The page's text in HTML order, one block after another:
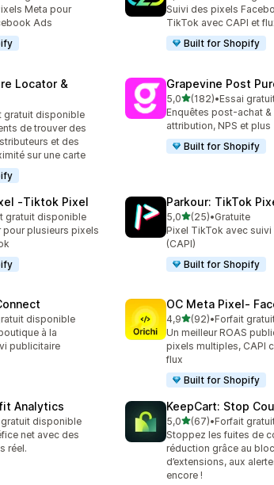
Meta pour
Ads
Suivi des pixels
TikTok avec CAPI et
Built for Shopify
Locator &
gratuit disponible
de trouver des
et des
sur une carte
Grapevine Post
5,0étoile(s) sur 5
(182)
182 avis au total
•Essai
Enquêtes post-achat &
attribution, NPS et plus
Built for Shopify
‑Tiktok Pixel
gratuit disponible
pour plusieurs pixels
Parkour: TikTok
5,0étoile(s) sur 5
(25)
25 avis au total
•Gratuite
Pixel TikTok avec
(CAPI)
Built for Shopify
disponible
à la
publicitaire
OC Meta Pixel‑
4,9étoile(s) sur 5
(92)
92 avis au total
•Forfait
Un meilleur ROAS
pixels multiples, CAPI
flux
Built for Shopify
Analytics
gratuit disponible
net avec des
réel.
KeepCart: Stop
5,0étoile(s) sur 5
(67)
67 avis au total
•Forfait
Stoppez les fuites de
réduction grâce au
d’extensions, aux
encore !